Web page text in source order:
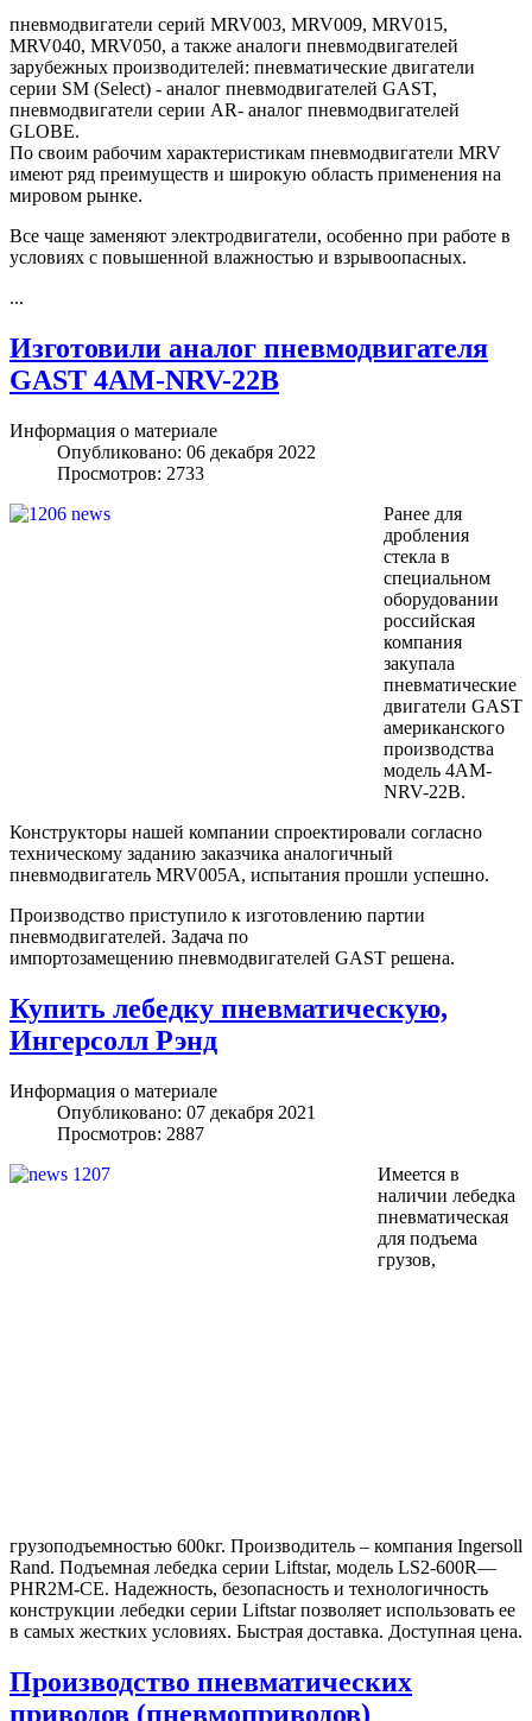
пневмодвигатели серий MRV003, MRV009, MRV015,
MRV040, MRV050, а также аналоги пневмодвигателей
зарубежных производителей: пневматические двигатели
серии SM (Select) - аналог пневмодвигателей GAST,
пневмодвигатели серии AR- аналог пневмодвигателей
GLOBE.
По своим рабочим характеристикам пневмодвигатели MRV
имеют ряд преимуществ и широкую область применения на
мировом рынке.
Все чаще заменяют электродвигатели, особенно при работе в
условиях с повышенной влажностью и взрывоопасных.
...
Изготовили аналог пневмодвигателя
GAST 4AM-NRV-22B
Информация о материале
Опубликовано: 06 декабря 2022
Просмотров: 2733
Ранее для
дробления
стекла в
специальном
оборудовании
российская
компания
закупала
пневматические
двигатели GAST
американского
производства
модель 4AM-
NRV-22B.
Конструкторы нашей компании спроектировали согласно
техническому заданию заказчика аналогичный
пневмодвигатель MRV005A, испытания прошли успешно.
Производство приступило к изготовлению партии
пневмодвигателей. Задача по
импортозамещению пневмодвигателей GAST решена.
Купить лебедку пневматическую,
Ингерсолл Рэнд
Информация о материале
Опубликовано: 07 декабря 2021
Просмотров: 2887
Имеется в
наличии лебедка
пневматическая
для подъема
грузов,
грузоподъемностью 600кг. Производитель – компания Ingersoll
Rand. Подъемная лебедка серии Liftstar, модель LS2-600R—
PHR2M-CE. Надежность, безопасность и технологичность
конструкции лебедки серии Liftstar позволяет использовать ее
в самых жестких условиях. Быстрая доставка. Доступная цена.
Производство пневматических
приводов (пневмоприводов)